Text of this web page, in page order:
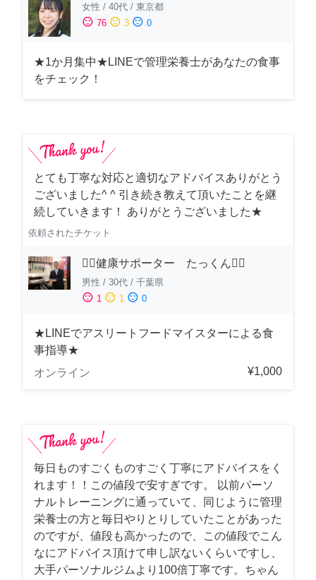
女性 / 40代 / 東京都
sentiment_satisfied 76 sentiment_neutral 3 sentiment_dissatisfied 0
★1か月集中★LINEで管理栄養士があなたの食事
をチェック！
とても丁寧な対応と適切なアドバイスありがとう
ございました^ ^ 引き続き教えて頂いたことを継
続していきます！ ありがとうございました★
依頼されたチケット
🏋️‍♂️健康サポーター たっくん🏋️‍♂️
男性 / 30代 / 千葉県
sentiment_satisfied 1 sentiment_neutral 1 sentiment_dissatisfied 0
★LINEでアスリートフードマイスターによる食
事指導★
オンライン
¥1,000
毎日ものすごくものすごく丁寧にアドバイスをく
れます！！この値段で安すぎです。 以前パーソ
ナルトレーニングに通っていて、同じように管理
栄養士の方と毎日やりとりしていたことがあった
のですが、値段も高かったので、この値段でこん
なにアドバイス頂けて申し訳ないくらいですし、
大手パーソナルジムより100倍丁寧です。ちゃん